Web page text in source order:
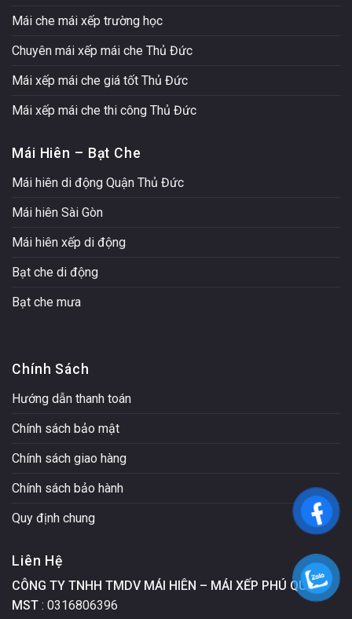
Mái che mái xếp trường học
Chuyên mái xếp mái che Thủ Đức
Mái xếp mái che giá tốt Thủ Đức
Mái xếp mái che thi công Thủ Đức
Mái Hiên – Bạt Che
Mái hiên di động Quận Thủ Đức
Mái hiên Sài Gòn
Mái hiên xếp di động
Bạt che di động
Bạt che mưa
Chính Sách
Hướng dẫn thanh toán
Chính sách bảo mật
Chính sách giao hàng
Chính sách bảo hành
Quy định chung
Liên Hệ
CÔNG TY TNHH TMDV MÁI HIÊN – MÁI XẾP PHÚ QUÝ
MST : 0316806396